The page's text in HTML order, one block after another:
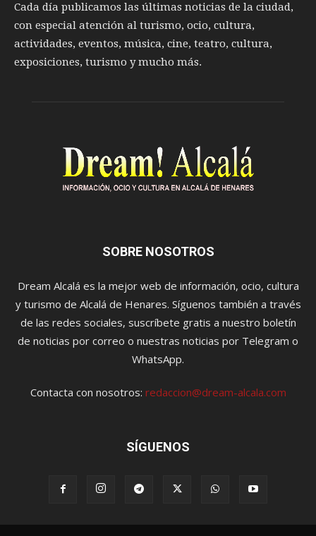
Cada día publicamos las últimas noticias de la ciudad,
con especial atención al turismo, ocio, cultura,
actividades, eventos, música, cine, teatro, cultura,
exposiciones, turismo y mucho más.
SOBRE NOSOTROS
Dream Alcalá es la mejor web de información, ocio, cultura
y turismo de Alcalá de Henares. Síguenos también a través
de las redes sociales, suscríbete gratis a nuestro boletín
de noticias por correo o nuestras noticias por Telegram o
WhatsApp.
Contacta con nosotros: redaccion@dream-alcala.com
SÍGUENOS